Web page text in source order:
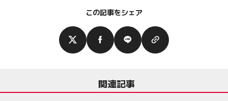
この記事をシェア
関連記事